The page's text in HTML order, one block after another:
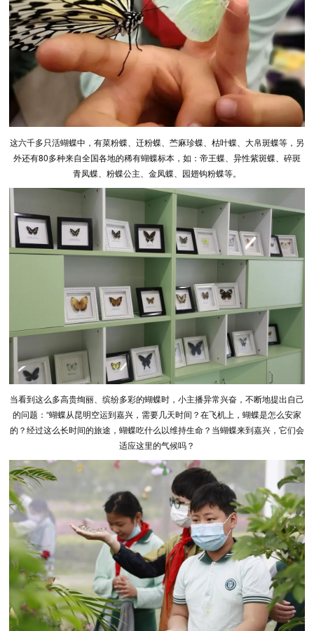
这六千多只活蝴蝶中，有菜粉蝶、迁粉蝶、苎麻珍蝶、枯叶蝶、大帛斑蝶等，另
外还有80多种来自全国各地的稀有蝴蝶标本，如：帝王蝶、异性紫斑蝶、碎斑
青凤蝶、粉蝶公主、金凤蝶、园翅钩粉蝶等。
当看到这么多高贵绚丽、缤纷多彩的蝴蝶时，小主播异常兴奋，不断地提出自己
的问题：“蝴蝶从昆明空运到嘉兴，需要几天时间？在飞机上，蝴蝶是怎么安家
的？经过这么长时间的旅途，蝴蝶吃什么以维持生命？当蝴蝶来到嘉兴，它们会
适应这里的气候吗？